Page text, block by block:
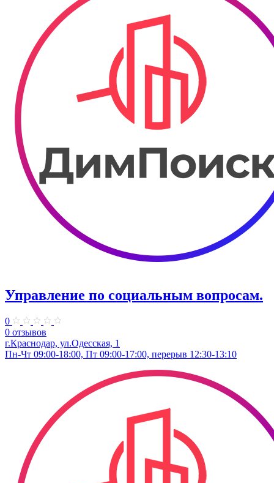
Управление по социальным вопросам.
0
0 отзывов
г.Краснодар, ул.Одесская, 1
Пн-Чт 09:00-18:00, Пт 09:00-17:00, перерыв 12:30-13:10